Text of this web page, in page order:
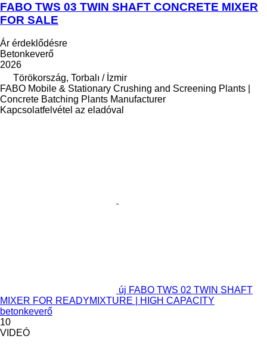
FABO TWS 03 TWIN SHAFT CONCRETE MIXER
FOR SALE
Ár érdeklődésre
Betonkeverő
2026
Törökország, Torbalı / İzmir
FABO Mobile & Stationary Crushing and Screening Plants |
Concrete Batching Plants Manufacturer
Kapcsolatfelvétel az eladóval
új FABO TWS 02 TWIN SHAFT
MIXER FOR READYMIXTURE | HIGH CAPACITY
betonkeverő
10
VIDEÓ